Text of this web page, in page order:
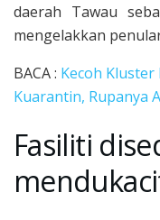
daerah Tawau
mengelakkan
BACA : Kecoh
Kuarantin, Rupanya
Fasiliti